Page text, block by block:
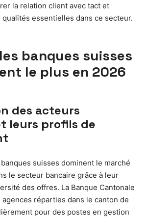
la relation client avec tact et
essentielles dans ce secteur.
banques suisses
le plus en 2026
des acteurs
leurs profils de
suisses dominent le marché
le secteur bancaire grâce à leur
des offres. La Banque Cantonale
agences réparties dans le canton de
pour des postes en gestion